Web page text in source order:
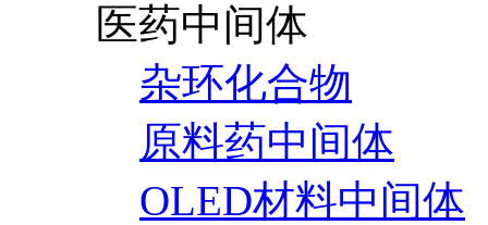
医药中间体
杂环化合物
原料药中间体
OLED材料中间体